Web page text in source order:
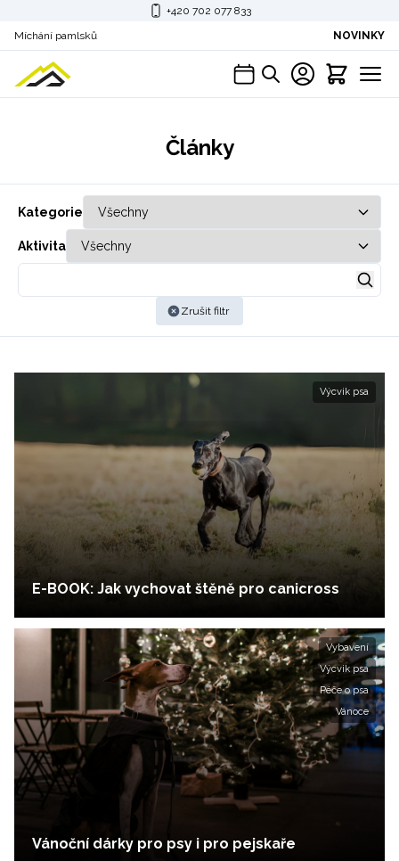
+420 702 077 833
Míchání pamlsků
NOVINKY
Články
Kategorie
Aktivita
Zrušit filtr
E-BOOK: Jak vychovat štěně pro canicross
Výcvik psa
Vánoční dárky pro psy i pro pejskaře
Vybavení
Výcvik psa
Péče o psa
Vánoce